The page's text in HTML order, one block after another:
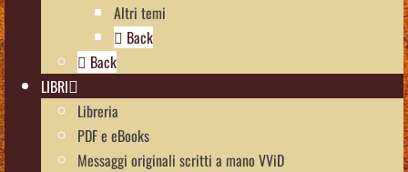
Altri temi
Back
Back
LIBRI
Libreria
PDF e eBooks
Messaggi originali scritti a mano VViD